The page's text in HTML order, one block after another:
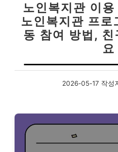
노인복지관 이
노인복지관 프로
동 참여 방법, 친
요
2026-05-17 작성